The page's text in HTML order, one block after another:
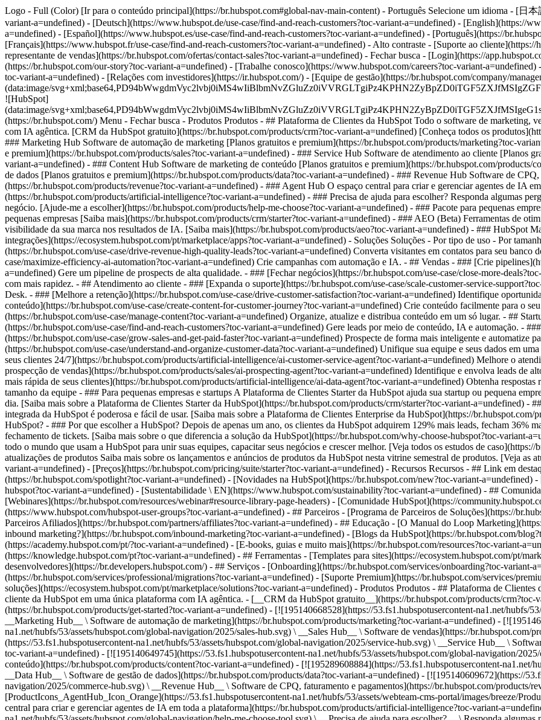
Logo - Full (Color) [Ir para o conteúdo principal](https://br.hubspot.com#global-nav-main-content) - Português Selecione um idioma - [日
variant-a=undefined) - [Deutsch](https://www.hubspot.de/use-case/find-and-reach-customers?toc-variant-a=undefined) - [English](https://
a=undefined) - [Español](https://www.hubspot.es/use-case/find-and-reach-customers?toc-variant-a=undefined) - [Português](https://
[Français](https://www.hubspot.fr/use-case/find-and-reach-customers?toc-variant-a=undefined) - Alto contraste - [Suporte ao
representante de vendas](https://br.hubspot.com/ofertas/contact-sales?toc-variant-a=undefined) - Fechar busca - [Login](https://
(https://br.hubspot.com/our-story?toc-variant-a=undefined) - [Trabalhe conosco](https://www.hubspot.com/careers?toc-variant-
toc-variant-a=undefined) - [Relações com investidores](https://ir.hubspot.com/) - [Equipe de gestão](https://br.hubspot.com/company/
(data:image/
![HubSpot]
(data:image/
(https://br.hubspot.com/) Menu - Fechar busca - Produtos Produtos - ## Plataforma de Clientes da HubSpot Todo o software de marketing,
com IA agêntica. [CRM da HubSpot gratuito](https://br.hubspot.com/products/crm?toc-variant-a=undefined) [Conheça todos os
### Marketing Hub Software de automação de marketing [Planos gratuitos e premium](https://br.hubspot.com/products/marketing?toc-
e premium](https://br.hubspot.com/products/sales?toc-variant-a=undefined) - ### Service Hub Software de atendimento ao cliente [Planos
variant-a=undefined) - ### Content Hub Software de marketing de conteúdo [Planos gratuitos e premium](https://br.hubspot.com/products/
de dados [Planos gratuitos e premium](https://br.hubspot.com/products/data?toc-variant-a=undefined) - ### Revenue Hub Software de
(https://br.hubspot.com/products/revenue?toc-variant-a=undefined) - ### Agent Hub O espaço central para criar e gerenciar agentes de IA
(https://br.hubspot.com/products/artificial-intelligence?toc-variant-a=undefined) - ### Precisa de ajuda para escolher? Responda algumas
negócio. [Ajude-me a escolher](https://br.hubspot.com/products/help-me-choose?toc-variant-a=undefined) - ### Pacote para pequenas
pequenas empresas [Saiba mais](https://br.hubspot.com/products/crm/starter?toc-variant-a=undefined) - ### AEO (Beta) Ferramentas de
visibilidade da sua marca nos resultados de IA. [Saiba mais](https://br.hubspot.com/products/aeo?toc-variant-a=undefined) - ### HubSpot
integrações](https://ecosystem.hubspot.com/pt/marketplace/apps?toc-variant-a=undefined) - Soluções Soluções - Por tipo de uso - Por
(https://br.hubspot.com/use-case/drive-revenue-high-quality-leads?toc-variant-a=undefined) Converta visitantes em contatos para seu
case/maximize-efficiency-ai-automation?toc-variant-a=undefined) Crie campanhas com automação e IA. - ## Vendas - ### [Crie
a=undefined) Gere um pipeline de prospects de alta qualidade. - ### [Fechar negócios](https://br.hubspot.com/use-case/close-more-
com mais rapidez. - ## Atendimento ao cliente - ### [Expanda o suporte](https://br.hubspot.com/use-case/scale-customer-service-
Desk. - ### [Melhore a retenção](https://br.hubspot.com/use-case/drive-customer-satisfaction?toc-variant-a=undefined) Identifique
conteúdo](https://br.hubspot.com/use-case/create-content-for-customer-journey?toc-variant-a=undefined) Crie conteúdo facilmente para o
(https://br.hubspot.com/use-case/manage-content?toc-variant-a=undefined) Organize, atualize e distribua conteúdo em um só lugar. - ##
(https://br.hubspot.com/use-case/find-and-reach-customers?toc-variant-a=undefined) Gere leads por meio de conteúdo, IA e automação. -
(https://br.hubspot.com/use-case/grow-sales-and-get-paid-faster?toc-variant-a=undefined) Prospecte de forma mais inteligente e automatize
(https://br.hubspot.com/use-case/understand-and-organize-customer-data?toc-variant-a=undefined) Unifique sua equipe e seus dados em
seus clientes 24/7](https://br.hubspot.com/products/artificial-intelligence/ai-customer-service-agent?toc-variant-a=undefined) Melhore o
prospecção de vendas](https://br.hubspot.com/products/sales/ai-prospecting-agent?toc-variant-a=undefined) Identifique e envolva leads de
mais rápida de seus clientes](https://br.hubspot.com/products/artificial-intelligence/ai-data-agent?toc-variant-a=undefined) Obtenha
tamanho da equipe - ### Para pequenas empresas e startups A Plataforma de Clientes Starter da HubSpot ajuda sua startup ou pequena
dia. [Saiba mais sobre a Plataforma de Clientes Starter da HubSpot](https://br.hubspot.com/products/crm/starter?toc-variant-a=undefined) -
integrada da HubSpot é poderosa e fácil de usar. [Saiba mais sobre a Plataforma de Clientes Enterprise da HubSpot](https://
HubSpot? - ### Por que escolher a HubSpot? Depois de apenas um ano, os clientes da HubSpot adquirem 129% mais leads, fecham 36%
fechamento de tickets. [Saiba mais sobre o que diferencia a solução da HubSpot](https://br.hubspot.com/why-choose-hubspot?toc-variant-
todo o mundo que usam a HubSpot para unir suas equipes, capacitar seus negócios e crescer melhor. [Veja todos os estudos de
atualizações de produtos Saiba mais sobre os lançamentos e anúncios de produtos da HubSpot nesta vitrine semestral de produtos. [Veja as
variant-a=undefined) - [Preços](https://br.hubspot.com/pricing/suite/starter?toc-variant-a=undefined) - Recursos Recursos - ## Link em
(https://br.hubspot.com/spotlight?toc-variant-a=undefined) - [Novidades na HubSpot](https://br.hubspot.com/new?toc-variant-a=undefined)
hubspot?toc-variant-a=undefined) - [Sustentabilidade \ EN](https://www.hubspot.com/sustainability?toc-variant-a=undefined) - ##
[Webinares](https://br.hubspot.com/resources/webinar#resource-library-page-headers) - [Comunidade HubSpot](https://
(https://www.hubspot.com/hubspot-user-groups?toc-variant-a=undefined) - ## Parceiros - [Programa de Parceiros de Soluções](https://
Parceiros Afiliados](https://br.hubspot.com/partners/affiliates?toc-variant-a=undefined) - ## Educação - [O Manual do Loop
inbound marketing?](https://br.hubspot.com/inbound-marketing?toc-variant-a=undefined) - [Blogs da HubSpot](https://br.hubspot.com/
(https://academy.hubspot.com/pt/?toc-variant-a=undefined) - [E-books, guias e muito mais](https://br.hubspot.com/resources?toc-variant-
(https://knowledge.hubspot.com/pt?toc-variant-a=undefined) - ## Ferramentas - [Templates para sites](https://ecosystem.hubspot.com/pt/
desenvolvedores](https://br.developers.hubspot.com/) - ## Serviços - [Onboarding](https://br.hubspot.com/services/onboarding?toc-variant-
(https://br.hubspot.com/services/professional/migrations?toc-variant-a=undefined) - [Suporte Premium](https://br.hubspot.com/services/
soluções](https://ecosystem.hubspot.com/pt/marketplace/solutions?toc-variant-a=undefined) - Produtos Produtos - ## Plataforma de Clientes da HubSpot Todo o software de marketing, vendas e atendimento ao cliente da HubSpot em uma única plataforma com IA agêntica. - [__CRM da HubSpot gratuito__](https://br.hubspot.com/products/crm?toc-variant-a=undefined) - [__Conheça todos os produtos__](https://br.hubspot.com/products/get-started?toc-variant-a=undefined) - [![195140668528](https://53.fs1.hubspotusercontent-na1.net/hubfs/53/assets/hubspot.com/global-navigation/2025/marketing-hub.svg) \ __Marketing Hub__ \ Software de automação de marketing](https://br.hubspot.com/products/marketing?toc-variant-a=undefined) - [![195146645596](https://53.fs1.hubspotusercontent-na1.net/hubfs/53/assets/hubspot.com/global-navigation/2025/sales-hub.svg) \ __Sales Hub__ \ Software de vendas](https://br.hubspot.com/products/sales?toc-variant-a=undefined) - [![195140668527](https://53.fs1.hubspotusercontent-na1.net/hubfs/53/assets/hubspot.com/global-navigation/2025/service-hub.svg) \ __Service Hub__ \ Software de atendimento ao cliente](https://br.hubspot.com/products/service?toc-variant-a=undefined) - [![195140649745](https://53.fs1.hubspotusercontent-na1.net/hubfs/53/assets/hubspot.com/global-navigation/2025/content-hub.svg) \ __Content Hub__ \ Software de marketing de conteúdo](https://br.hubspot.com/products/content?toc-variant-a=undefined) - [![195289608884](https://53.fs1.hubspotusercontent-na1.net/hubfs/53/assets/hubspot.com/global-navigation/2025/data-hub.svg) \ __Data Hub__ \ Software de gestão de dados](https://br.hubspot.com/products/data?toc-variant-a=undefined) - [![195140609672](https://53.fs1.hubspotusercontent-na1.net/hubfs/53/assets/hubspot.com/global-navigation/2025/commerce-hub.svg) \ __Revenue Hub__ \ Software de CPQ, faturamento e pagamentos](https://br.hubspot.com/products/revenue?toc-variant-a=undefined) - [![ProductIcons_AgentHub_Icon_Orange](https://53.fs1.hubspotusercontent-na1.net/hubfs/53/assets/webteam-cms-portal/images/breeze/ProductIcons_AgentHub_Icon_Orange.svg) \ __Agent Hub__ \ O espaço central para criar e gerenciar agentes de IA em toda a plataforma](https://br.hubspot.com/products/artificial-intelligence?toc-variant-a=undefined) - [![188619147390](https://53.fs1.hubspotusercontent-na1.net/hubfs/53/assets/hubspot.com/global-navigation/help-me-choose-tool.svg) \ __Precisa de ajuda para escolher?__ \ Responda algumas perguntas e nós te ajudaremos a achar os produtos ideais para o seu negócio.](https://br.hubspot.com/products/help-me-choose?toc-variant-a=undefined) - [![195140649746](https://53.fs1.hubspotusercontent-na1.net/hubfs/53/assets/hubspot.com/global-navigation/2025/small-business.svg) \ __Pacote para pequenas empresas__ \ A edição Starter de cada produto, desenvolvida para startups e pequenas empresas](https://br.hubspot.com/products/crm/starter?toc-variant-a=undefined) - [![210646671655](https://53.fs1.hubspotusercontent-na1.net/hubfs/53/assets/hubspot.com/global-navigation/2025/aeo.svg) \ __AEO (Beta)__ \ Ferramentas de otimização para mecanismos de resposta que rastreiam e melhoram a visibilidade da sua marca nos resultados de IA.](https://br.hubspot.com/products/aeo?toc-variant-a=undefined) - [![195140649747](https://53.fs1.hubspotusercontent-na1.net/hubfs/53/assets/hubspot.com/global-navigation/2025/app-marketplace.svg) \ __HubSpot Marketplace__ \ Conecte seus aplicativos favoritos à HubSpot](https://ecosystem.hubspot.com/pt/marketplace/apps?toc-variant-a=undefined) - Soluções Soluções - Por tipo de uso - ## Marketing - [Gere leads](https://br.hubspot.com/use-case/drive-revenue-high-quality-leads?toc-variant-a=undefined) - [Automatize o marketing](https://br.hubspot.com/use-case/maximize-efficiency-ai-automation?toc-variant-